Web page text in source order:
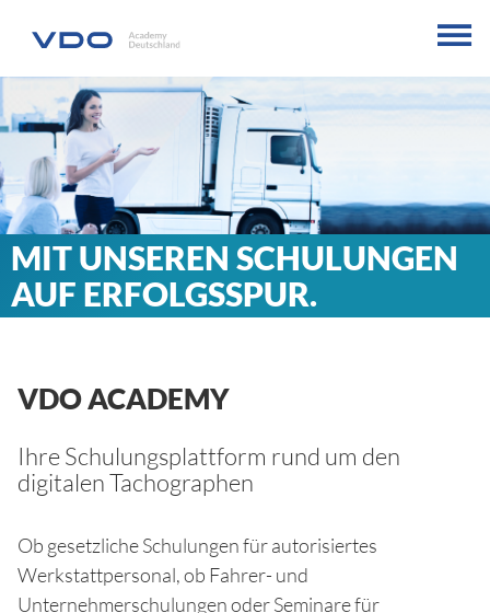
MIT UNSEREN SCHULUNGEN
AUF ERFOLGSSPUR.
VDO ACADEMY
Ihre Schulungsplattform rund um den
digitalen Tachographen
Ob gesetzliche Schulungen für autorisiertes
Werkstattpersonal, ob Fahrer- und
Unternehmerschulungen oder Seminare für